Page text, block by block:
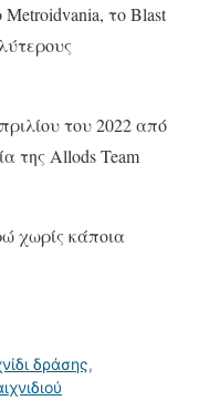
το Blast
του 2022 από
της Allods Team
χωρίς κάποια
δράσης,